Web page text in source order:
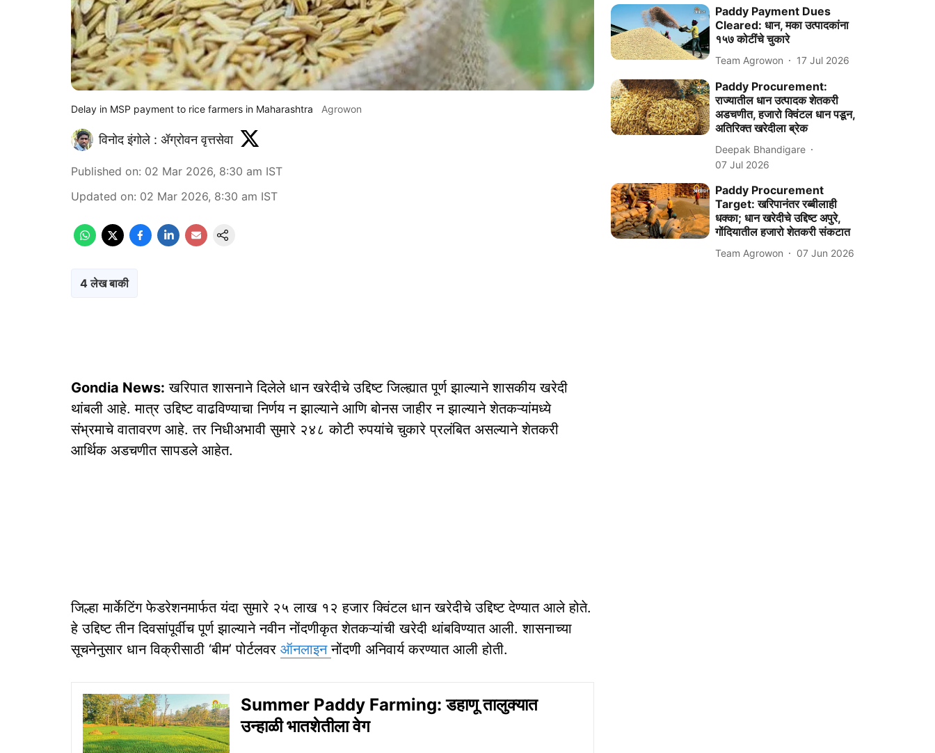
Delay in MSP payment to rice farmers in Maharashtra Agrowon
विनोद इंगोले : ॲग्रोवन वृत्तसेवा
Published on: 02 Mar 2026, 8:30 am IST
Updated on: 02 Mar 2026, 8:30 am IST
4 लेख बाकी
Gondia News: खरिपात शासनाने दिलेले धान खरेदीचे उद्दिष्ट जिल्ह्यात पूर्ण झाल्याने शासकीय खरेदी
थांबली आहे. मात्र उद्दिष्ट वाढविण्याचा निर्णय न झाल्याने आणि बोनस जाहीर न झाल्याने शेतकऱ्यांमध्ये
संभ्रमाचे वातावरण आहे. तर निधीअभावी सुमारे २४८ कोटी रुपयांचे चुकारे प्रलंबित असल्याने शेतकरी
आर्थिक अडचणीत सापडले आहेत.
जिल्हा मार्केटिंग फेडरेशनमार्फत यंदा सुमारे २५ लाख १२ हजार क्विंटल धान खरेदीचे उद्दिष्ट देण्यात आले होते.
हे उद्दिष्ट तीन दिवसांपूर्वीच पूर्ण झाल्याने नवीन नोंदणीकृत शेतकऱ्यांची खरेदी थांबविण्यात आली. शासनाच्या
सूचनेनुसार धान विक्रीसाठी ‘बीम’ पोर्टलवर ऑनलाइननोंदणी अनिवार्य करण्यात आली होती.
Summer Paddy Farming: डहाणू तालुक्यात
उन्हाळी भातशेतीला वेग
Paddy Payment Dues
Cleared: धान, मका उत्पादकांना
१५७ कोटींचे चुकारे
Team Agrowon 17 Jul 2026
Paddy Procurement:
राज्यातील धान उत्पादक शेतकरी
अडचणीत, हजारो क्विंटल धान पडून,
अतिरिक्त खरेदीला ब्रेक
Deepak Bhandigare
07 Jul 2026
Paddy Procurement
Target: खरिपानंतर रब्बीलाही
धक्का; धान खरेदीचे उद्दिष्ट अपुरे,
गोंदियातील हजारो शेतकरी संकटात
Team Agrowon 07 Jun 2026